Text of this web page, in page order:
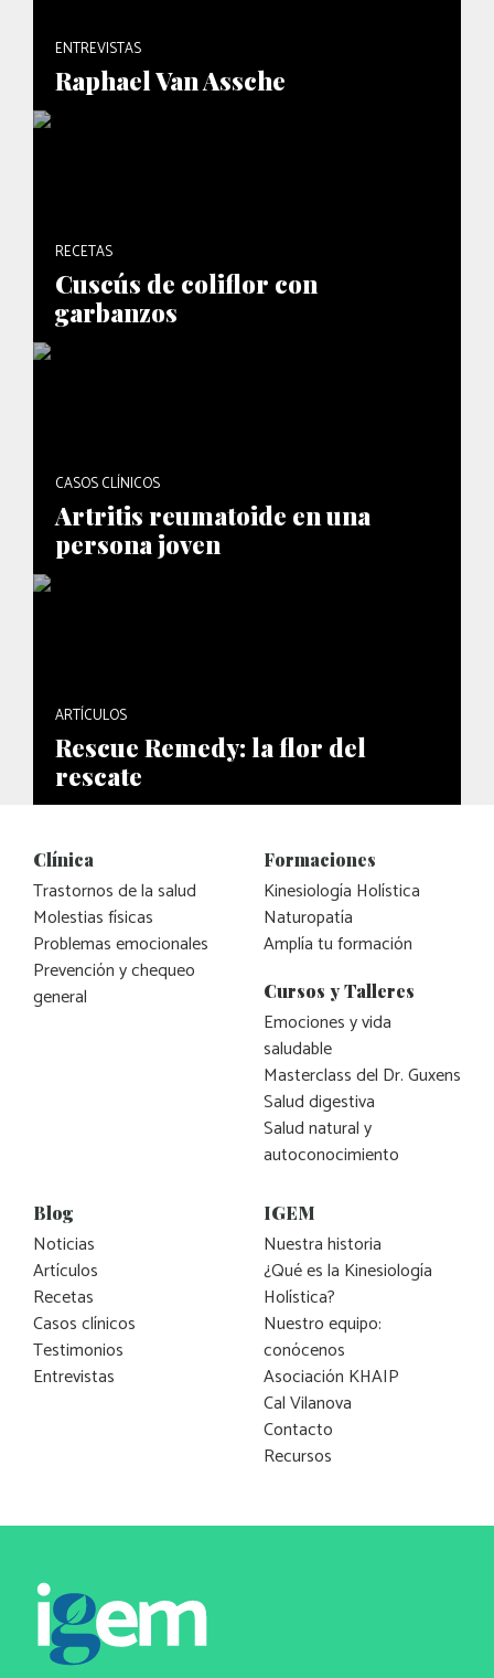
ENTREVISTAS
Raphael Van Assche
RECETAS
Cuscús de coliflor con
garbanzos
CASOS CLÍNICOS
Artritis reumatoide en una
persona joven
ARTÍCULOS
Rescue Remedy: la flor del
rescate
Clínica
Trastornos de la salud
Molestias físicas
Problemas emocionales
Prevención y chequeo
general
Formaciones
Kinesiología Holística
Naturopatía
Amplía tu formación
Cursos y Talleres
Emociones y vida
saludable
Masterclass del Dr. Guxens
Salud digestiva
Salud natural y
autoconocimiento
Blog
Noticias
Artículos
Recetas
Casos clínicos
Testimonios
Entrevistas
IGEM
Nuestra historia
¿Qué es la Kinesiología
Holística?
Nuestro equipo:
conócenos
Asociación KHAIP
Cal Vilanova
Contacto
Recursos